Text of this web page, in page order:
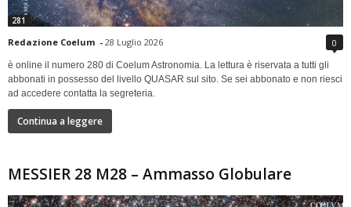
281
Redazione Coelum - 28 Luglio 2026 0
è online il numero 280 di Coelum Astronomia. La lettura è riservata a tutti gli
abbonati in possesso del livello QUASAR sul sito. Se sei abbonato e non riesci
ad accedere contatta la segreteria.
Continua a leggere
MESSIER 28 M28 – Ammasso Globulare